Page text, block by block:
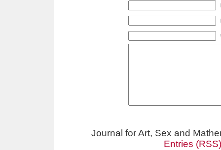
Journal for Art, Sex and
Entries (RSS)